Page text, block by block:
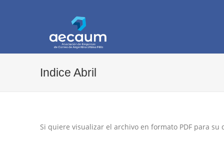
Indice Abril
Si quiere visualizar el archivo en formato PDF para su